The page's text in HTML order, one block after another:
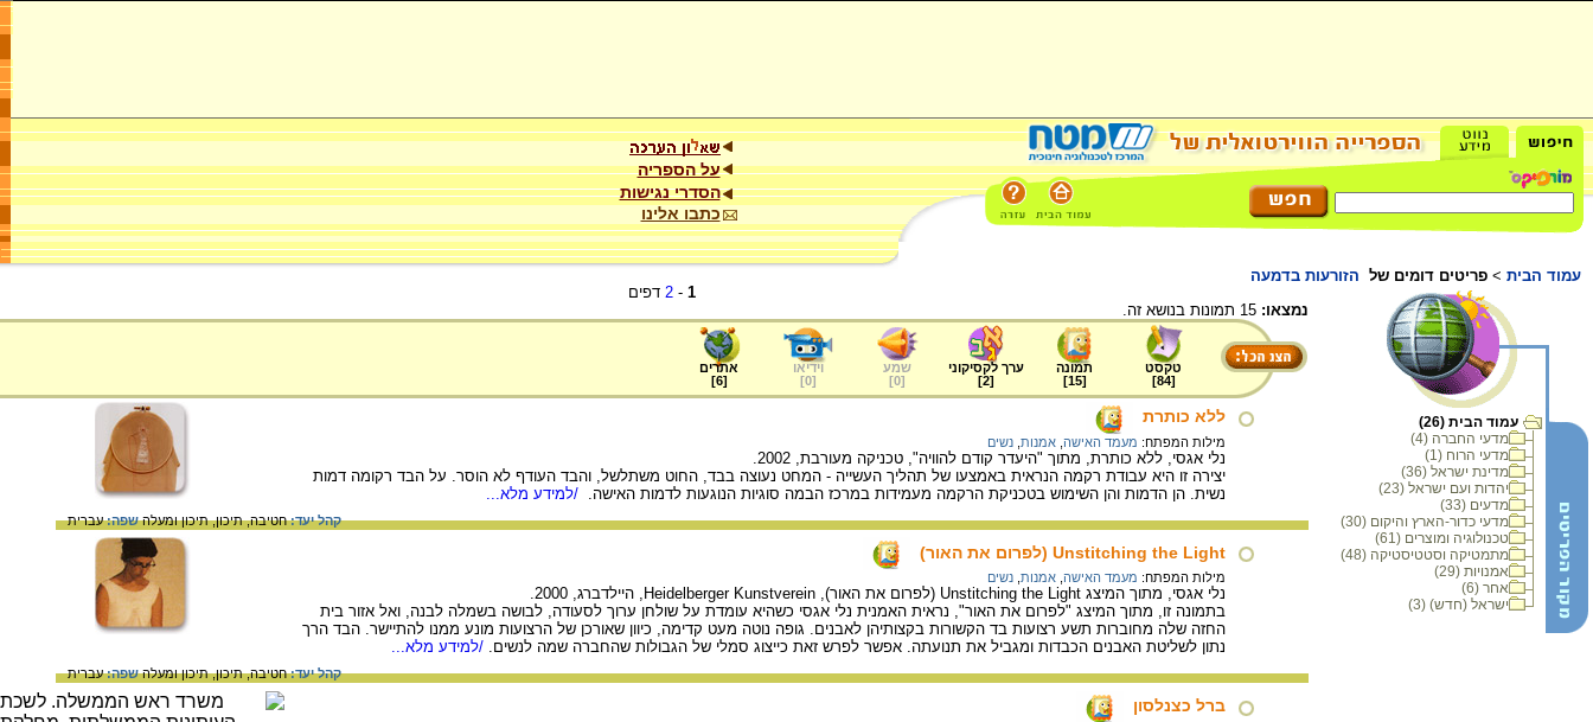
על הספריה
הסדרי נגישות
כתבו אלינו
עמוד הבית > פריטים דומים של הזורעות בדמעה
עמוד הבית (26)
מדעי החברה (4)
מדעי הרוח (1)
מדינת ישראל (36)
יהדות ועם ישראל (23)
מדעים (33)
מדעי כדור-הארץ והיקום (30)
טכנולוגיה ומוצרים (61)
מתמטיקה וסטטיסטיקה (48)
אמנויות (29)
אחר (6)
ישראל (חדש) (3)
1
-
2 דפים
נמצאו:
טקסט
[
84
]
תמונה
[
15
]
ערך לקסיקוני
[
2
]
שמע
[
0
]
וידיאו
[
0
]
אתרים
[
6
]
ללא כותרת
מילות המפתח: מעמד האישה אמנות נשים
נלי אגסי, ללא כותרת, מתוך "היעדר קודם להוויה", טכניקה מעורבת, 2002.
יצירה זו היא עבודת רקמה הנראית באמצעו של תהליך העשייה - המחט נעוצה בבד, החוט משתלשל, והבד העודף לא הוסר. על הבד רקומה דמות
נשית. הן הדמות והן השימוש בטכניקת הרקמה מעמידות במרכז הבמה סוגיות הנוגעות לדמות האישה. /למידע מלא...
קהל יעד:חטיבה,תיכון,תיכון ומעלהשפה:עברית
Unstitching the Light (לפרום את האור)
מילות המפתח: מעמד האישה אמנות נשים
נלי אגסי, מתוך המיצג Unstitching the Light (לפרום את האור), Heidelberger Kunstverein, היילדברג, 2000.
בתמונה זו, מתוך המיצג "לפרום את האור", נראית האמנית נלי אגסי כשהיא עומדת על שולחן ערוך לסעודה, לבושה בשמלה לבנה, ואל אזור בית
החזה שלה מחוברות תשע רצועות בד הקשורות בקצותיהן לאבנים. גופה נוטה מעט קדימה, כיוון שאורכן של הרצועות מונע ממנו להתיישר. הבד הרך
נתון לשליטת האבנים הכבדות ומגביל את תנועתה. אפשר לפרש זאת כייצוג סמלי של הגבולות שהחברה שמה לנשים. /למידע מלא...
קהל יעד:חטיבה,תיכון,תיכון ומעלהשפה:עברית
ברל כצנלסון